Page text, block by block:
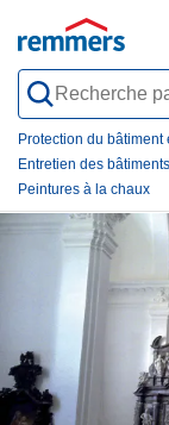
Protection du bâtiment
Entretien des
Peintures à la chaux